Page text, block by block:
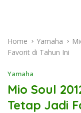
Home Yamaha
Favorit di Tahun Ini
Yamaha
Mio Soul
Tetap Jadi